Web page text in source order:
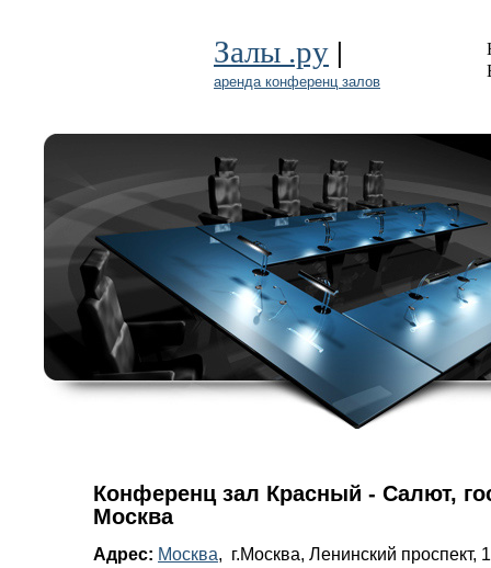
Залы .ру |
аренда конференц залов
Конференц зал Красный - Салют,
Москва
Адрес: Москва, г.Москва, Ленинский проспект,